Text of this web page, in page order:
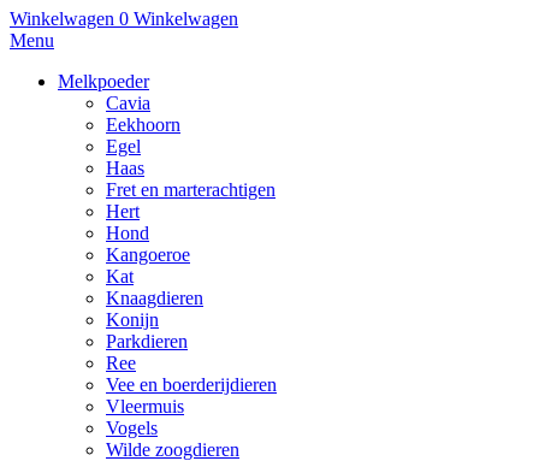
Winkelwagen 0 Winkelwagen
Menu
Melkpoeder
Cavia
Eekhoorn
Egel
Haas
Fret en marterachtigen
Hert
Hond
Kangoeroe
Kat
Knaagdieren
Konijn
Parkdieren
Ree
Vee en boerderijdieren
Vleermuis
Vogels
Wilde zoogdieren